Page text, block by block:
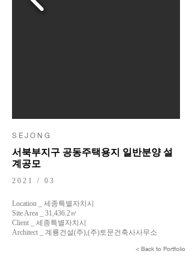
S E J O N G
서북부지구 공동주택용지 일반분양 설
계공모
2021 / 03
Location _ 세종특별자치시
Site Area _ 31,436.2㎡
Client _ 세종특별자치시
Architect _ 계룡건설(주),(주)토문건축사사무소
< Back to Portfolio